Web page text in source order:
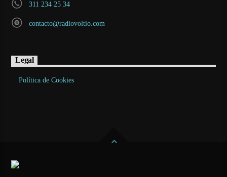
311 234 25 34
contacto@radiovoltio.com
Legal
Política de Cookies